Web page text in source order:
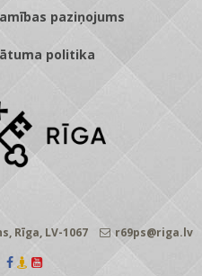
paziņojums
politika
Rīga, LV-1067 r69ps@riga.lv